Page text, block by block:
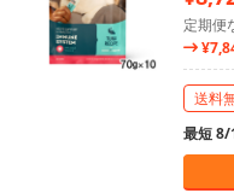
定期便
送料
最短 8/